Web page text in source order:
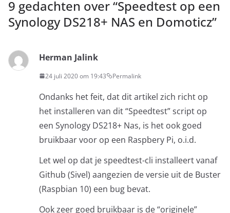
9 gedachten over “Speedtest op een
Synology DS218+ NAS en Domoticz”
Herman Jalink
24 juli 2020 om 19:43 Permalink
Ondanks het feit, dat dit artikel zich richt op
het installeren van dit “Speedtest” script op
een Synology DS218+ Nas, is het ook goed
bruikbaar voor op een Raspbery Pi, o.i.d.
Let wel op dat je speedtest-cli installeert vanaf
Github (Sivel) aangezien de versie uit de Buster
(Raspbian 10) een bug bevat.
Ook zeer goed bruikbaar is de “originele”